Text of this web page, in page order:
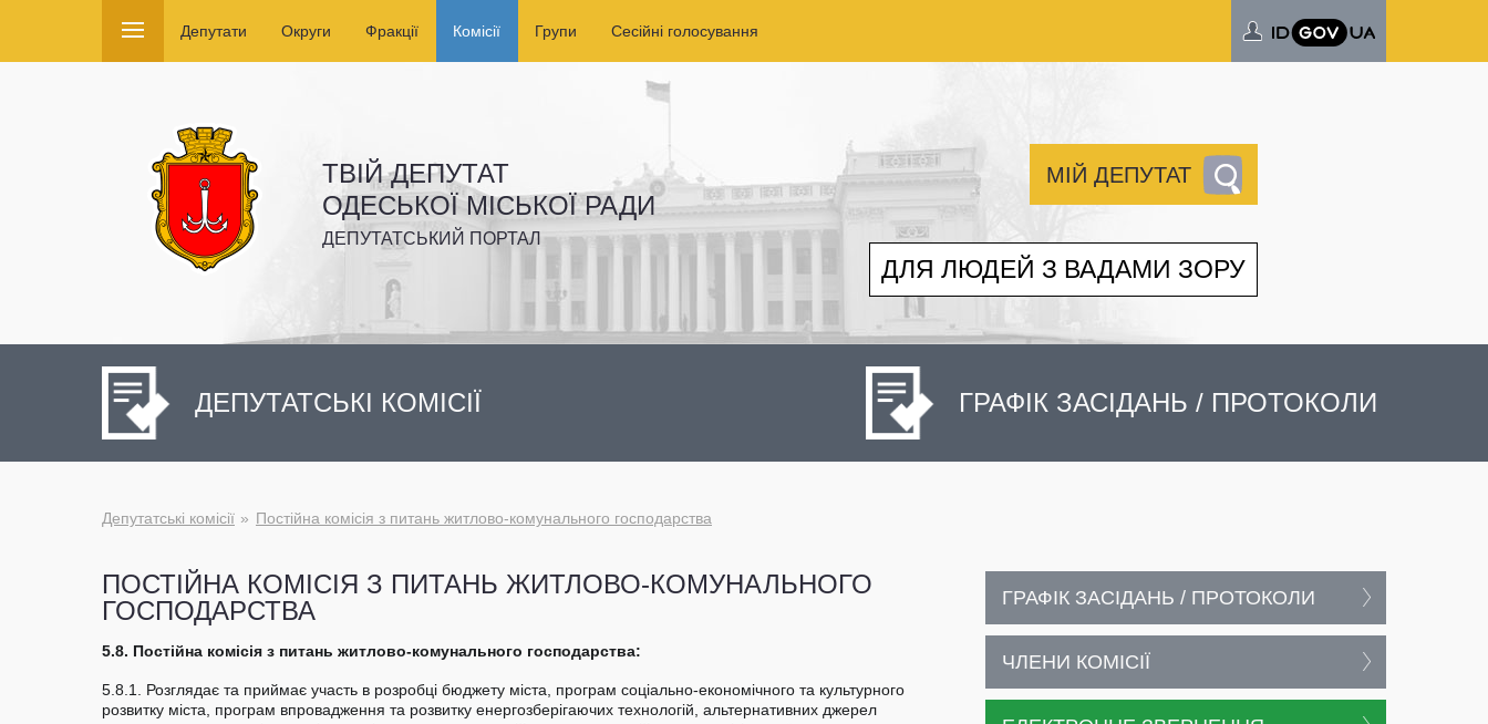
Депутати Округи Фракції Комісії Групи Сесійні голосування
ТВІЙ ДЕПУТАТ
ОДЕСЬКОЇ МІСЬКОЇ РАДИ
ДЕПУТАТСЬКИЙ ПОРТАЛ
МІЙ ДЕПУТАТ
ДЛЯ ЛЮДЕЙ З ВАДАМИ ЗОРУ
ДЕПУТАТСЬКІ КОМІСІЇ ГРАФІК ЗАСІДАНЬ / ПРОТОКОЛИ
Депутатські комісії Постійна комісія з питань житлово-комунального господарства
ПОСТІЙНА КОМІСІЯ З ПИТАНЬ ЖИТЛОВО-КОМУНАЛЬНОГО
ГОСПОДАРСТВА
5.8. Постійна комісія з питань житлово-комунального господарства:
5.8.1. Розглядає та приймає участь в розробці бюджету міста, програм соціально-економічного та культурного
розвитку міста, програм впровадження та розвитку енергозберігаючих технологій, альтернативних джерел
ГРАФІК ЗАСІДАНЬ / ПРОТОКОЛИ
ЧЛЕНИ КОМІСІЇ